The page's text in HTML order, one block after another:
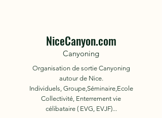
NiceCanyon.com
Canyoning
Organisation de sortie Canyoning
autour de Nice.
Individuels, Groupe,Séminaire,Ecole
Collectivité, Enterrement vie
célibataire ( EVG, EVJF)...